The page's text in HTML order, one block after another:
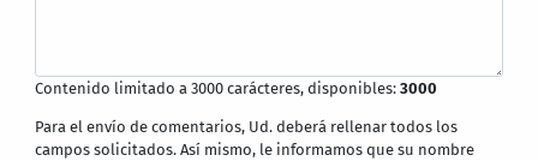
Contenido limitado a 3000 carácteres, disponibles:3000
Para el envío de comentarios, Ud. deberá rellenar todos los
campos solicitados. Así mismo, le informamos que su nombre